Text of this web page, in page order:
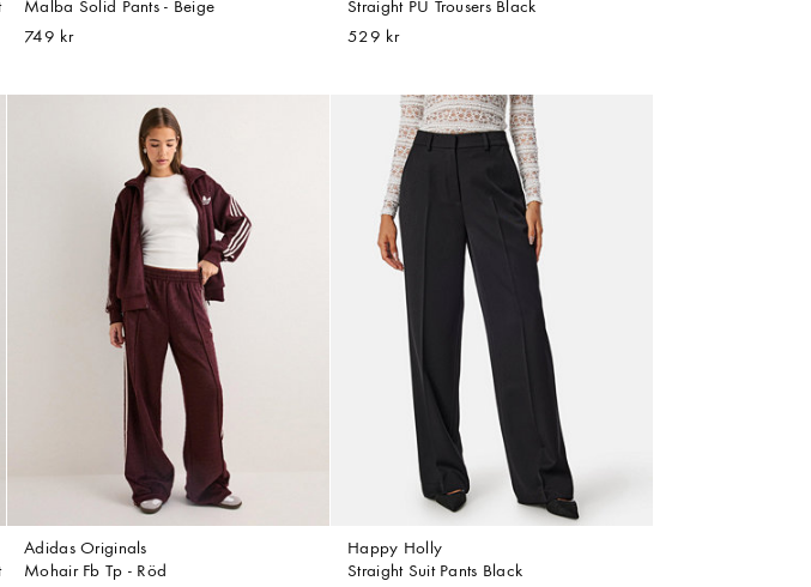
Malba Solid Pants - Beige
749 kr
Straight PU Trousers Black
529 kr
Adidas Originals
Mohair Fb Tp - Röd
Happy Holly
Straight Suit Pants Black